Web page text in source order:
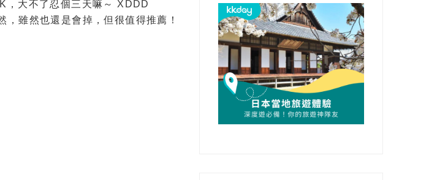
，大不了忍個三天嘛～ XDDD
雖然也還是會掉，但很值得推薦！